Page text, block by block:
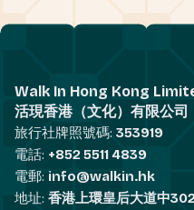
Walk In Hong Kong
活現香港（文化）有限公司
旅行社牌照號碼: 353919
電話: +852 5511 4839
電郵: info@walkin.hk
地址: 香港上環皇后大道中